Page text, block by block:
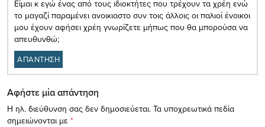
Είμαι κ εγώ ένας από τους ιδιοκτήτες που τρέχουν τα χρέη ενώ
το μαγαζί παραμένει ανοικιαστο συν τοις άλλοις οι παλιοί ένοικοι
μου έχουν αφήσει χρέη γνωρίζετε μήπως που θα μπορούσα να
απευθυνθώ;
ΑΠΑΝΤΗΣΗ
Αφήστε μία απάντηση
Η ηλ. διεύθυνση σας δεν δημοσιεύεται. Τα υποχρεωτικά πεδία
σημειώνονται με *